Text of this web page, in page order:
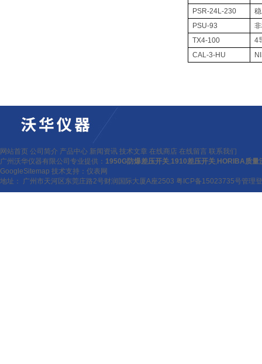
PSR-24L-230
PSU-93
TX4-100
4
CAL-3-HU
网站首页 公司简介 产品中心 新闻资讯 技术文章 在线商店 在线留言 联系我们
广州沃华仪器有限公司专业提供： 1950G防爆差压开关,1910差压开关, HORIBA质量
GoogleSitemap 技术支持： 仪表网
地址： 广州市天河区东莞庄路2号财润国际大厦A座2503 粤ICP备15023735号管理